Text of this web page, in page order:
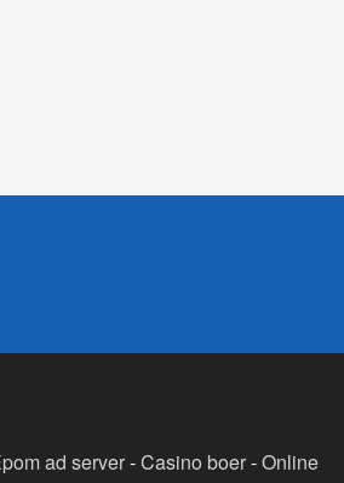
ad server-Casino boer-Online